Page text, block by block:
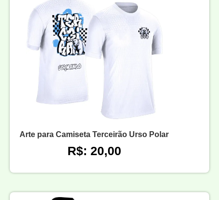
Arte para Camiseta Terceirão Urso Polar
R$: 20,00